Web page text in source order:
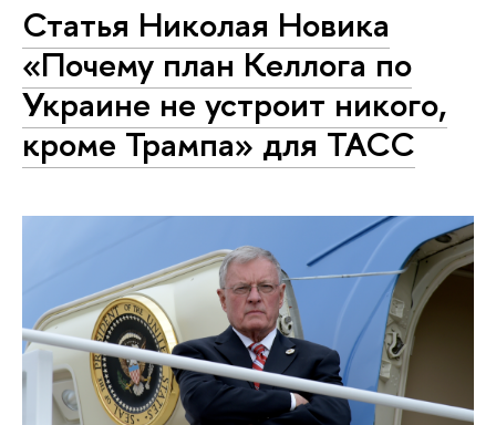
Статья Николая Новика
«Почему план Келлога по
Украине не устроит никого,
кроме Трампа» для ТАСС